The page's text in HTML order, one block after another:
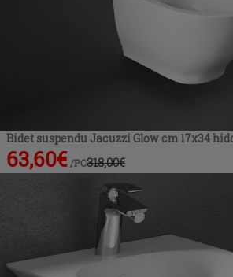
Bidet suspendu Jacuzzi Glow cm 17x34
63,60€ /PC318,00€